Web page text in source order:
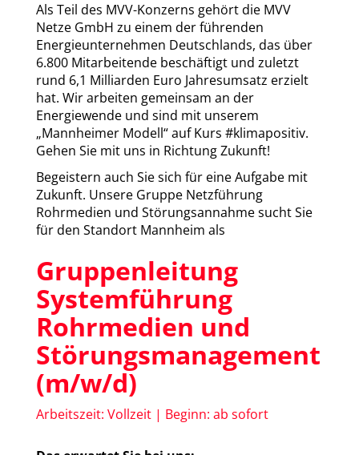
Als Teil des MVV-Konzerns gehört die MVV
Netze GmbH zu einem der führenden
Energieunternehmen Deutschlands, das über
6.800 Mitarbeitende beschäftigt und zuletzt
rund 6,1 Milliarden Euro Jahresumsatz erzielt
hat. Wir arbeiten gemeinsam an der
Energiewende und sind mit unserem
„Mannheimer Modell“ auf Kurs #klimapositiv.
Gehen Sie mit uns in Richtung Zukunft!
Begeistern auch Sie sich für eine Aufgabe mit
Zukunft. Unsere Gruppe Netzführung
Rohrmedien und Störungsannahme sucht Sie
für den Standort Mannheim als
Gruppenleitung
Systemführung
Rohrmedien und
Störungsmanagement
(m/w/d)
Arbeitszeit: Vollzeit | Beginn: ab sofort